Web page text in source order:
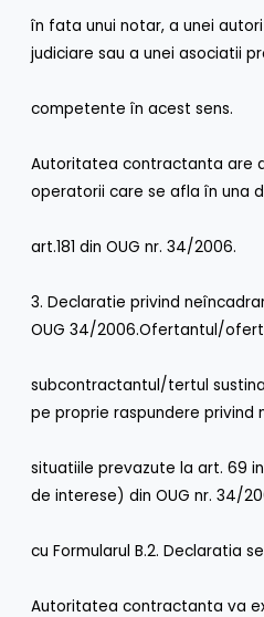
în fata unui notar, a unei
judiciare sau a unei asociatii
competente în acest sens.
Autoritatea contractanta are
operatorii care se afla în una
art.181 din OUG nr. 34/2006.
3. Declaratie privind
OUG 34/2006.Ofertantul/
subcontractantul/tertul
pe proprie raspundere privind
situatiile prevazute la art. 69
de interese) din OUG nr. 34/
cu Formularul B.2. Declaratia
Autoritatea contractanta va